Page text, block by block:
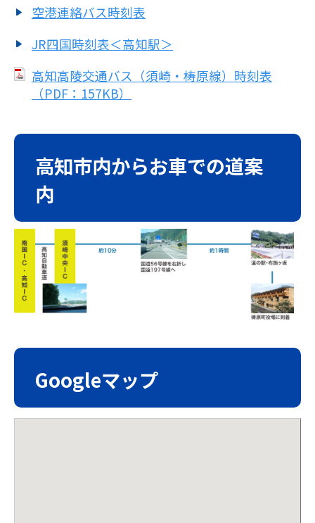
空港連絡バス時刻表
JR四国時刻表＜高知駅＞
高知高陵交通バス（須崎・梼原線）時刻表
（PDF：157KB）
高知市内からお車での道案
内
Googleマップ